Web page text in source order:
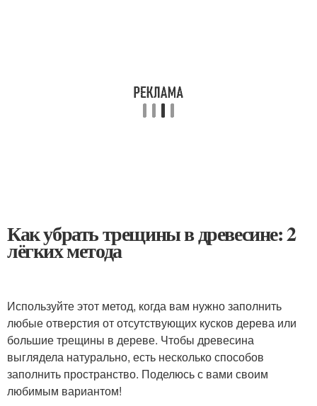
Как убрать трещины в древесине: 2
лёгких метода
Используйте этот метод, когда вам нужно заполнить
любые отверстия от отсутствующих кусков дерева или
большие трещины в дереве. Чтобы древесина
выглядела натурально, есть несколько способов
заполнить пространство. Поделюсь с вами своим
любимым вариантом!